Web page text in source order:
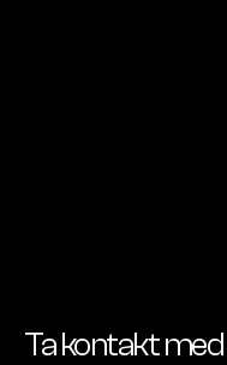
Ta kontakt med